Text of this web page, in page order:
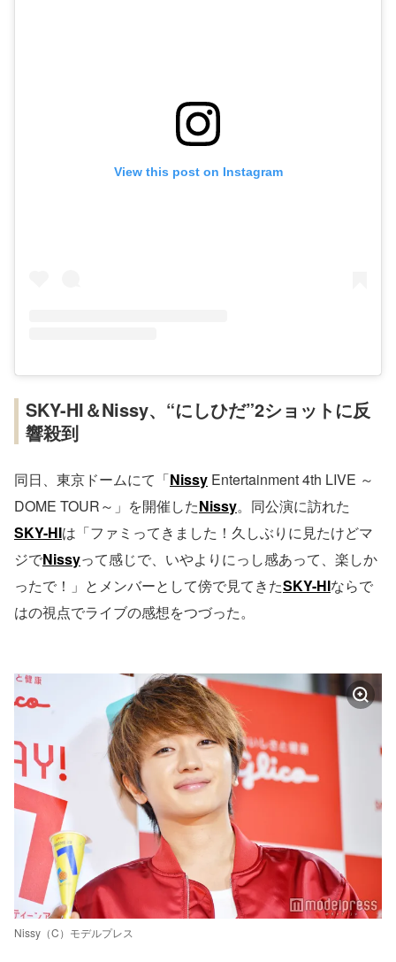
View this post on Instagram
SKY-HI＆Nissy、“にしひだ”2ショットに反
響殺到
同日、東京ドームにて「Nissy Entertainment 4th LIVE ～
DOME TOUR～」を開催したNissy。同公演に訪れた
SKY-HIは「ファミってきました！久しぶりに見たけどマ
ジでNissyって感じで、いやよりにっし感あって、楽しか
ったで！」とメンバーとして傍で見てきたSKY-HIならで
はの視点でライブの感想をつづった。
Nissy（C）モデルプレス